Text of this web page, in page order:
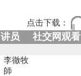
点击下载：
讲员 社交网观看
李徹牧
師